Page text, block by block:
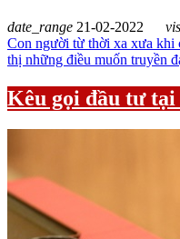
date_range 21-02-2022
Con người từ thời xa xưa khi
thị những điều muốn truyền
Kêu gọi đầu tư